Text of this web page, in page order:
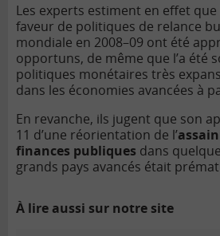
Les experts estiment en effet que
faveur de politiques de relance
mondiale en 2008–09 ont été
opportuns, de même que l’a été
politiques monétaires très
dans les économies avancées à
En revanche, ils jugent que son
11 d’une réorientation de l’
finances publiques dans
grands pays avancés était
À lire aussi sur notre site